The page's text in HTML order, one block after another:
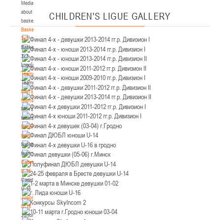
Media
about
basketball
Basketball
3x3
Basketball
3x3
Logo[modid=121]
Teams
Teams
Men's
teams
Men's
teams
National
team
National
team
Cadets
U-16
Cadets
U-16
Juniors
U-18
Juniors
U-12, юноши
IV тур – юноши 2014-2015 гг.р., Дивизион 2, 21-22 марта 2026 г., г. Минск, ул.
Уральская 3А
18-19.03.2026
Брест
U-16, девушки
IV тур – девушки 2010-2011 гг.р., дивизион 2, 18-19 марта 2026 г., г. Брест, ул.
ул. Ленинградская, 4
17-18.03.2026
U-14, девушки
IV тур – девушки 2012-2013 гг.р., дивизион 2, 17-18 марта 2026 г., г. Гродно,
ул. Врублевского, 92
14-15.03.2026
III тур – девушки 2010-2011 гг.р., Дивизион 1, 14-15 марта 2026 г., г. Минск, ул.
CHILDREN'S LIGUE GALLERY